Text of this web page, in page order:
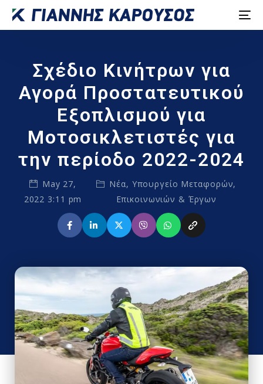
Σχέδιο Κινήτρων για
Αγορά Προστατευτικού
Εξοπλισμού για
Μοτοσικλετιστές για
την περίοδο 2022-2024
May 27,
2022 3:11 pm
Νέα, Υπουργείο Μεταφορών,
Επικοινωνιών & Έργων